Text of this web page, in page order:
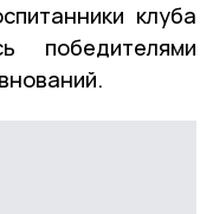
клуба
победителями